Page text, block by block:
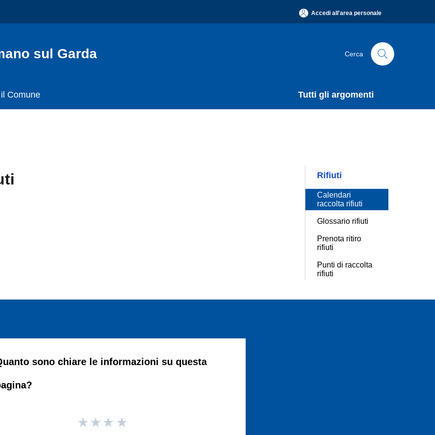
Accedi all'area personale
sul Garda Cerca
Tutti gli argomenti
Rifiuti
Calendari raccolta
rifiuti
Prenota ritiro
rifiuti
sono chiare le informazioni su questa pagina?
del sito, nonché un cookie tecnico analitico al solo fine di elaborare informazioni